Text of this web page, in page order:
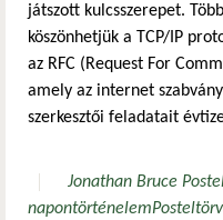
játszott kulcsszerepet.
köszönhetjük a TCP/IP
az RFC (Request For
amely az internet
szerkesztői feladatait
Jonathan Bruce
napontörténelemPostel